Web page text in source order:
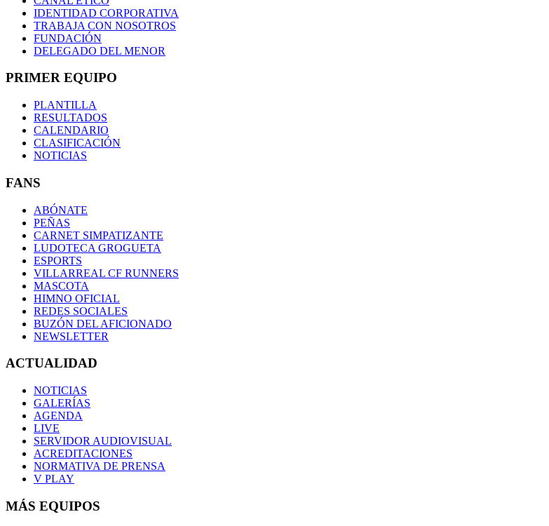
IDENTIDAD CORPORATIVA
TRABAJA CON NOSOTROS
FUNDACIÓN
DELEGADO DEL MENOR
PRIMER EQUIPO
PLANTILLA
RESULTADOS
CALENDARIO
CLASIFICACIÓN
NOTICIAS
FANS
ABÓNATE
PEÑAS
CARNET SIMPATIZANTE
LUDOTECA GROGUETA
ESPORTS
VILLARREAL CF RUNNERS
MASCOTA
HIMNO OFICIAL
REDES SOCIALES
BUZÓN DEL AFICIONADO
NEWSLETTER
ACTUALIDAD
NOTICIAS
GALERÍAS
AGENDA
LIVE
SERVIDOR AUDIOVISUAL
ACREDITACIONES
NORMATIVA DE PRENSA
V PLAY
MÁS EQUIPOS